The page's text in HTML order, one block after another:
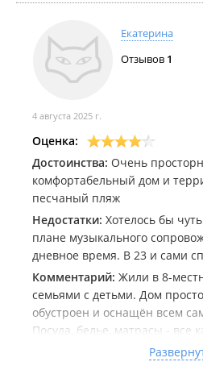
Екатерина
Отзывов 1
4 августа 2025 г.
Оценка:
Достоинства: Очень
комфортабельный дом и
песчаный пляж
Недостатки: Хотелось бы
плане музыкального
дневное время. В 23 и сами
Комментарий: Жили в 8-
семьями с детьми. Дом
обустроен и оснащён всем
Посуда, белье, матрасы - все
купленное. Чистота везде